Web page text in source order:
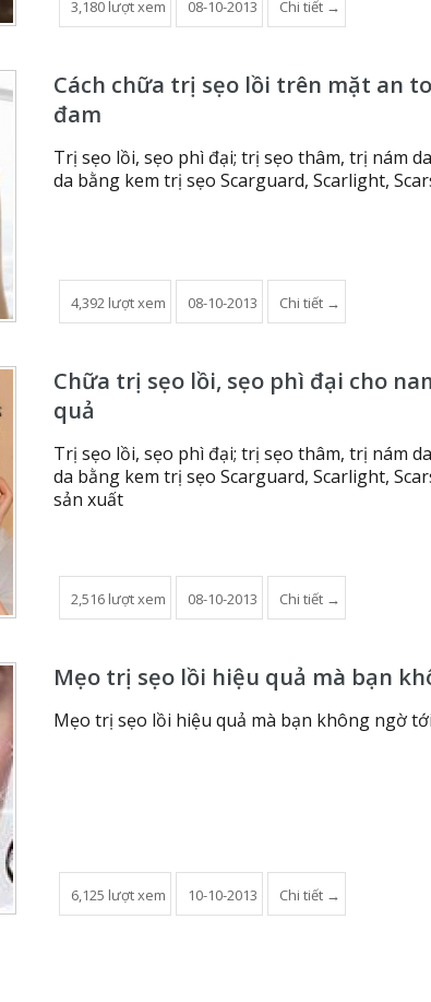
3,180 lượt xem 08-10-2013 Chi tiết →
Cách chữa trị sẹo lồi trên mặt an
đam
Trị sẹo lồi, sẹo phì đại; trị sẹo thâm, trị nám
da bằng kem trị sẹo Scarguard, Scarlight,
4,392 lượt xem 08-10-2013 Chi tiết →
Chữa trị sẹo lồi, sẹo phì đại cho
quả
Trị sẹo lồi, sẹo phì đại; trị sẹo thâm, trị nám
da bằng kem trị sẹo Scarguard, Scarlight,
sản xuất
2,516 lượt xem 08-10-2013 Chi tiết →
Mẹo trị sẹo lồi hiệu quả mà bạn
Mẹo trị sẹo lồi hiệu quả mà bạn không ngờ
6,125 lượt xem 10-10-2013 Chi tiết →